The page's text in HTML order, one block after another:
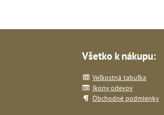
Všetko k nákupu:
Veľkostná tabuľka
Ikony odevov
Obchodné podmienky